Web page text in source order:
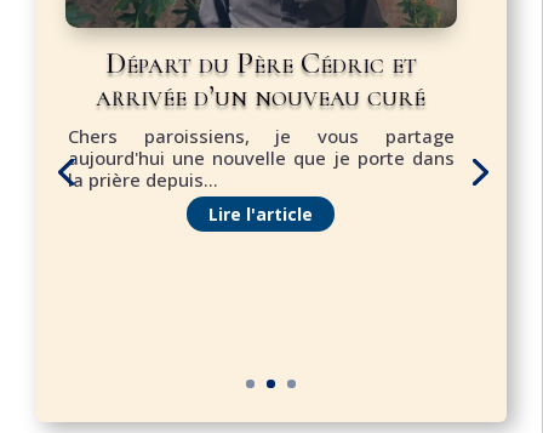
Départ du Père Cédric et
arrivée d’un nouveau curé
Chers paroissiens, je vous partage
aujourd'hui une nouvelle que je porte dans
la prière depuis...
Lire l'article